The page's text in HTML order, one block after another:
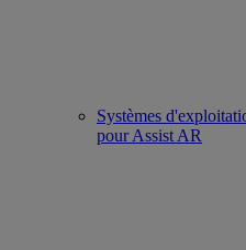
Systèmes
pour Assist AR